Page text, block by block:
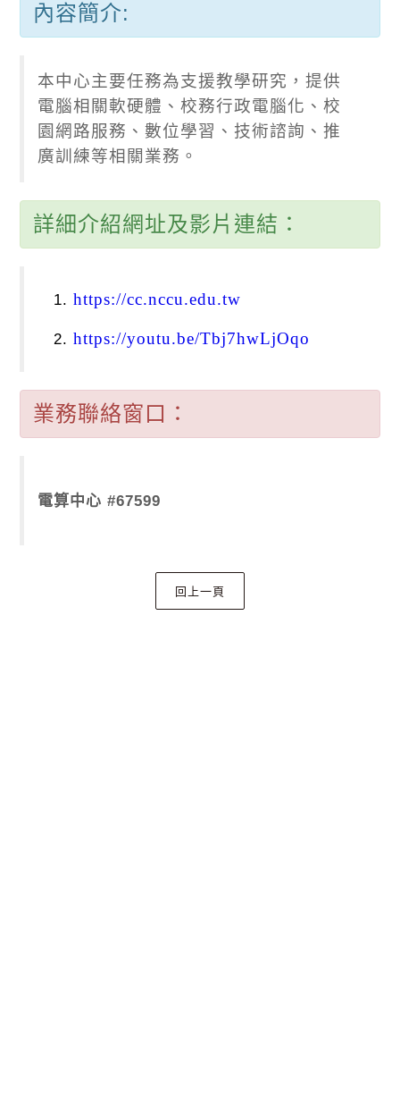
內容簡介:
本中心主要任務為支援教學研究，提供
電腦相關軟硬體、校務行政電腦化、校
園網路服務、數位學習、技術諮詢、推
廣訓練等相關業務。
詳細介紹網址及影片連結：
https://cc.nccu.edu.tw
https://youtu.be/Tbj7hwLjOqo
業務聯絡窗口：
電算中心 #67599